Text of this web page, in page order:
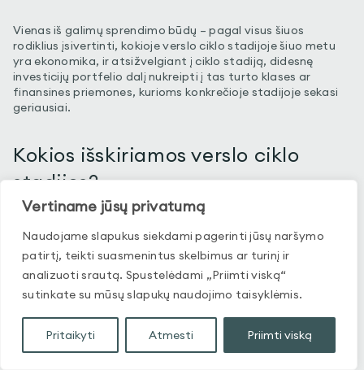
Vertiname jūsų privatumą
Naudojame slapukus siekdami pagerinti jūsų naršymo
patirtį, teikti suasmenintus skelbimus ar turinį ir
analizuoti srautą. Spustelėdami „Priimti viską“
sutinkate su mūsų slapukų naudojimo taisyklėmis.
Pritaikyti Atmesti Priimti viską
Vienas iš galimų sprendimo būdų – pagal visus šiuos
rodiklius įsivertinti, kokioje verslo ciklo stadijoje šiuo metu
yra ekonomika, ir atsižvelgiant į ciklo stadiją, didesnę
investicijų portfelio dalį nukreipti į tas turto klases ar
finansines priemones, kurioms konkrečioje stadijoje sekasi
geriausiai.
Kokios išskiriamos verslo ciklo
stadijos?
Dažniausiai verslo ciklas yra suskirstomas į 4 pagrindines
ciklo stadijas: plėtrą, lėtėjimą, nuosmukį bei atsigavimą. Iš
pradžių ekonomika veikia pilnu pajėgumu, tačiau laikui
bėgant persisotina ir pradeda vėsti, kartais tai pereina į
gana rimtą „atšalimą“, kitaip tariant recesiją, tačiau kad ir
koks rimtas būtų nuosmukis, ekonominė situacija anksčiau
ar vėliau stabilizuojasi bei po truputi įgauna pagreitį ir vėl
visas ciklas kartojasi iš naujo.